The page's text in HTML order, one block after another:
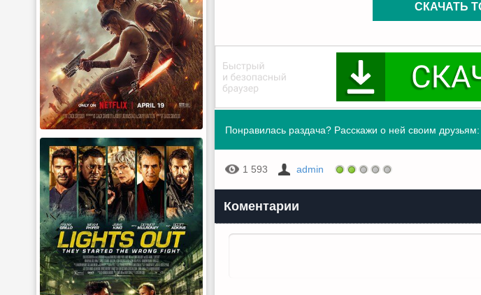
СКАЧАТЬ
Понравилась раздача? Расскажи о ней своим друзьям:
1 593 admin
Коментарии